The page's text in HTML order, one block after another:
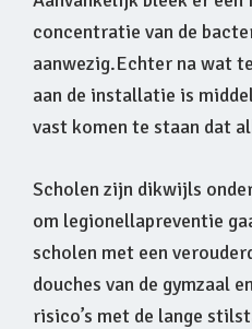
concentratie van de
aanwezig.Echter na wat
aan de installatie is
vast komen te staan dat
Scholen zijn dikwijls
om legionellapreventie
scholen met een
douches van de gymzaal
risico’s met de lange